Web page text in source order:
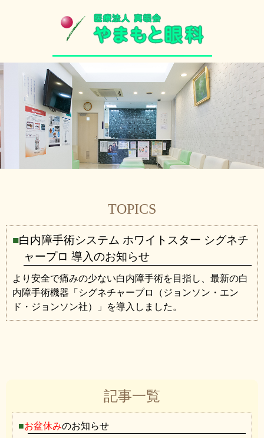
TOPICS
白内障手術システム ホワイトスター シグネチ
ャープロ 導入のお知らせ
より安全で痛みの少ない白内障手術を目指し、最新の白
内障手術機器「シグネチャープロ（ジョンソン・エン
ド・ジョンソン社）」を導入しました。
記事一覧
お盆休みのお知らせ